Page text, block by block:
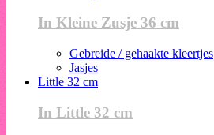
In Kleine Zusje 36 cm
Gebreide / gehaakte kleertjes
Jasjes
Little 32 cm
In Little 32 cm